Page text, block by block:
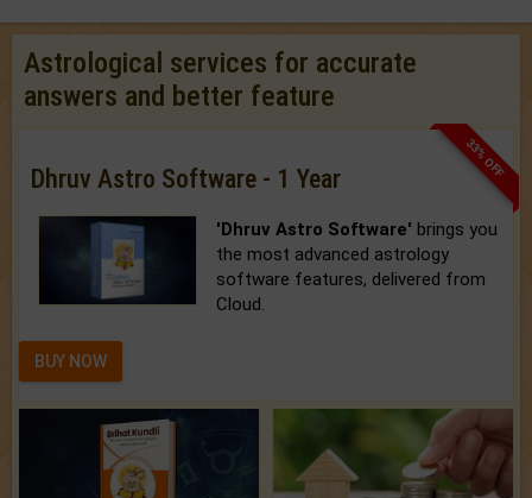
Astrological services for accurate
answers and better feature
33% OFF
Dhruv Astro Software - 1 Year
'Dhruv Astro Software' brings you
the most advanced astrology
software features, delivered from
Cloud.
BUY NOW